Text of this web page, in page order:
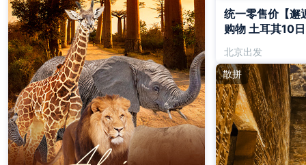
统一零售价【邂
购物 土耳其10日
北京出发
散拼